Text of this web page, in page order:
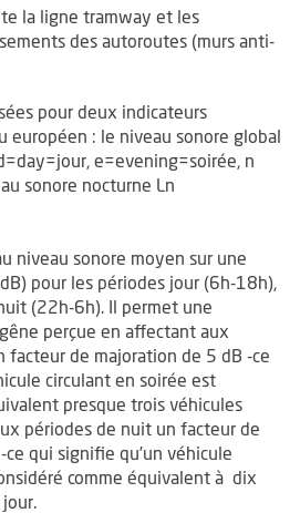
la ligne tramway et les
des autoroutes (murs anti-
pour deux indicateurs
européen : le niveau sonore global
e=evening=soirée, n
sonore nocturne Ln
niveau sonore moyen sur une
pour les périodes jour (6h-18h),
(22h-6h). Il permet une
perçue en affectant aux
facteur de majoration de 5 dB -ce
circulant en soirée est
presque trois véhicules
périodes de nuit un facteur de
qui signifie qu’un véhicule
comme équivalent à dix